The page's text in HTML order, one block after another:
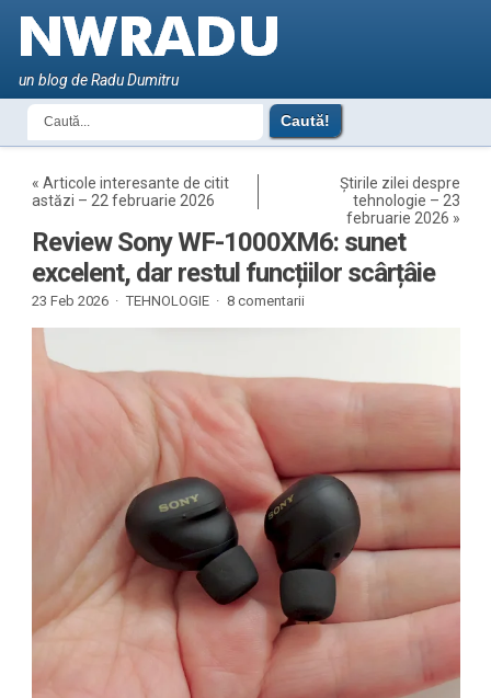
un blog de Radu Dumitru
«Articole interesante de citit
astăzi – 22 februarie 2026
Știrile zilei despre
tehnologie – 23
februarie 2026 »
Review Sony WF-1000XM6: sunet
excelent, dar restul funcțiilor scârțâie
23 Feb 2026 · TEHNOLOGIE · 8 comentarii